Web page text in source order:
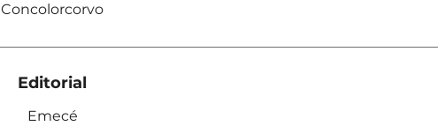
Concolorcorvo
Editorial
Emecé